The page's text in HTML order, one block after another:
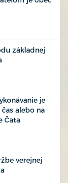
základnej
je
alebo na
Čata
verejnej